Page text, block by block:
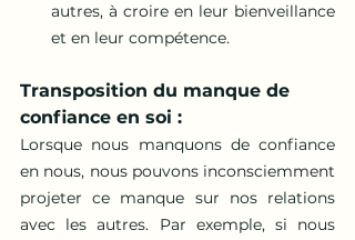
autres, à croire en leur bienveillance
et en leur compétence.
Transposition du manque de
confiance en soi :
Lorsque nous manquons de confiance
en nous, nous pouvons inconsciemment
projeter ce manque sur nos relations
avec les autres. Par exemple, si nous